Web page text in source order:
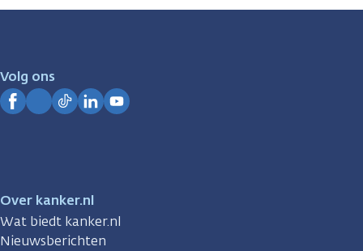
zijn
Volg ons
Over kanker.nl
Wat biedt kanker.nl
Nieuwsberichten